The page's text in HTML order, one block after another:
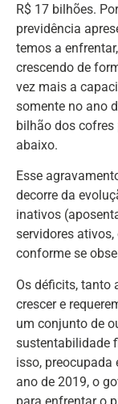
R$ 17 bilhões.
previdência
temos a
crescendo de
vez mais a
somente no ano
bilhão dos cofres
abaixo.
Esse
decorre da
inativos
servidores
conforme se
Os déficits, tanto
crescer e
um conjunto de
sustentabilidade
isso, preocupada
ano de 2019, o
para enfrentar o